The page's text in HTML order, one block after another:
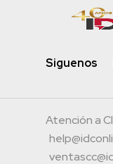
Siguenos
Atención a